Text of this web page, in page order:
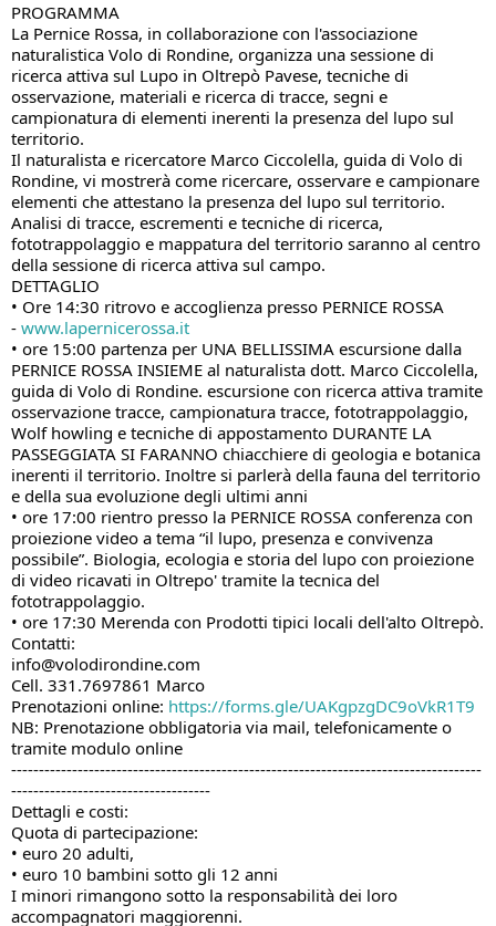
PROGRAMMA
La Pernice Rossa, in collaborazione con l'associazione
naturalistica Volo di Rondine, organizza una sessione di
ricerca attiva sul Lupo in Oltrepò Pavese, tecniche di
osservazione, materiali e ricerca di tracce, segni e
campionatura di elementi inerenti la presenza del lupo sul
territorio.
Il naturalista e ricercatore Marco Ciccolella, guida di Volo di
Rondine, vi mostrerà come ricercare, osservare e campionare
elementi che attestano la presenza del lupo sul territorio.
Analisi di tracce, escrementi e tecniche di ricerca,
fototrappolaggio e mappatura del territorio saranno al centro
della sessione di ricerca attiva sul campo.
DETTAGLIO
• Ore 14:30 ritrovo e accoglienza presso PERNICE ROSSA
- www.lapernicerossa.it
• ore 15:00 partenza per UNA BELLISSIMA escursione dalla
PERNICE ROSSA INSIEME al naturalista dott. Marco Ciccolella,
guida di Volo di Rondine. escursione con ricerca attiva tramite
osservazione tracce, campionatura tracce, fototrappolaggio,
Wolf howling e tecniche di appostamento DURANTE LA
PASSEGGIATA SI FARANNO chiacchiere di geologia e botanica
inerenti il territorio. Inoltre si parlerà della fauna del territorio
e della sua evoluzione degli ultimi anni
• ore 17:00 rientro presso la PERNICE ROSSA conferenza con
proiezione video a tema “il lupo, presenza e convivenza
possibile”. Biologia, ecologia e storia del lupo con proiezione
di video ricavati in Oltrepo' tramite la tecnica del
fototrappolaggio.
• ore 17:30 Merenda con Prodotti tipici locali dell'alto Oltrepò.
Contatti:
info@volodirondine.com
Cell. 331.7697861 Marco
Prenotazioni online: https://forms.gle/UAKgpzgDC9oVkR1T9
NB: Prenotazione obbligatoria via mail, telefonicamente o
tramite modulo online
-------------------------------------------------------------------------------------
------------------------------------
Dettagli e costi:
Quota di partecipazione:
• euro 20 adulti,
• euro 10 bambini sotto gli 12 anni
I minori rimangono sotto la responsabilità dei loro
accompagnatori maggiorenni.